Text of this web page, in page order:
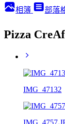
相簿 部落
Pizza
IMG_47132